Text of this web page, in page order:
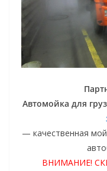
Автомойка для
— качественная
ВНИМАНИЕ!